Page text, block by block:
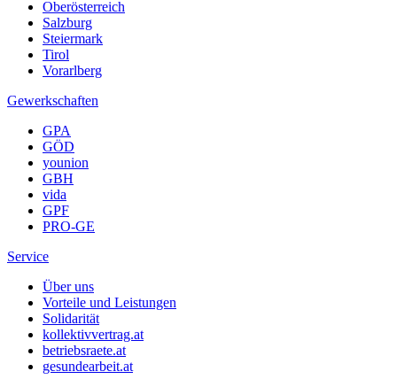
Oberösterreich
Salzburg
Steiermark
Tirol
Vorarlberg
Gewerkschaften
GPA
GÖD
younion
GBH
vida
GPF
PRO-GE
Service
Über uns
Vorteile und Leistungen
Solidarität
kollektivvertrag.at
betriebsraete.at
gesundearbeit.at